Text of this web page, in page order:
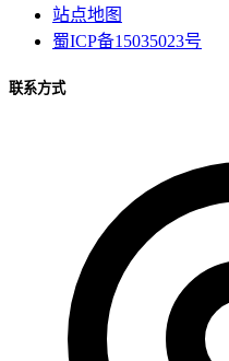
站点地图
蜀ICP备15035023号
联系方式